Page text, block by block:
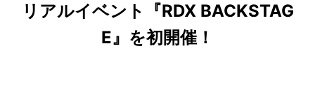
リアルイベント『RDX BACKSTAG
E』を初開催！